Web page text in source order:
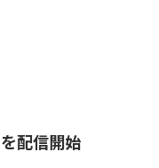
配信開始